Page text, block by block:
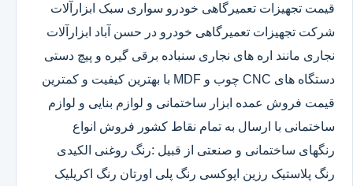
قیمت تجهیزات تعمیرگاهی خودرو سواری سبک ابزارآلات
شرکت تجهیزات تعمیرگاهی خودرو در حسن آباد ابزارآلات
نجاری مانند اره های نجاری سنباده برقی گیره و پیچ دستی
دستگاه های CNC چوب و MDF با بهترین کیفیت و کمترین
قیمت فروش عمده ابزار ساختمانی و لوازم بنایی و لوازم
ساختمانی با ارسال به تمام نقاط کشور فروش انواع
رنگهای ساختمانی و صنعتی از قبیل :رنگ روغنی الکیدی
رنگ پلاستیک رزین اپوکسی رنگ پلی اورتان رنگ اکریلیک